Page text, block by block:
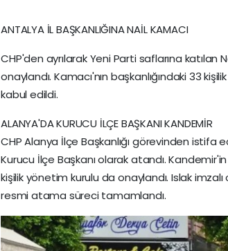
ANTALYA İL BAŞKANLIĞINA NAİL KAMACI
CHP'den ayrılarak Yeni Parti saflarına katılan
onaylandı. Kamacı'nın başkanlığındaki 33
kabul edildi.
ALANYA'DA KURUCU İLÇE BAŞKANI KANDEMİR
CHP Alanya İlçe Başkanlığı görevinden istifa
Kurucu İlçe Başkanı olarak atandı.
kişilik yönetim kurulu da onaylandı. Islak
resmi atama süreci tamamlandı.